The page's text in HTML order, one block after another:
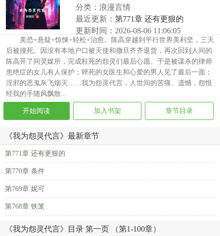
分类：浪漫言情
最近更新： 第771章 还有更狠的
更新时间：2026-08-06 11:06:05
美恐+悬疑+惊悚+轻松+治愈。陈高穿越到平行世界美利坚，三天
后被撞死。因没有本地户口被天使和撒旦齐齐退货，再次回到人间的
陈高开了间灵媒所，完成枉死的怨灵们最后心愿。于是被谋杀的律师
患绝症的女儿有人保护；猝死的女医生和心爱的男人见了最后一面；
淫邪的恶鬼灰飞烟灭……我为怨灵代言，人世间的苦痛、遗憾，怨恨
经我的手随风飘散...
开始阅读 加入书架 章节目录
《我为怨灵代言》最新章节
第771章 还有更狠的
第770章 条件
第769章 妮可
第768章 铁笼
《我为怨灵代言》目录 第一页 （第1-100章）